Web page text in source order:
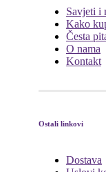
Savjeti i
Kako
Česta
O nama
Kontakt
Ostali linkovi
Dostava